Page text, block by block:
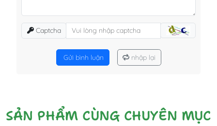
Captcha
Gửi bình luận nhập lại
SẢN PHẨM CÙNG CHUYÊN MỤC